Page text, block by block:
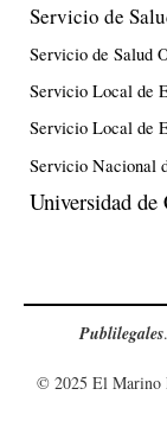
Servicio de
Servicio de Salud
Servicio Local de
Servicio Local de
Servicio Nacional
Universidad de
Publilegales
© 2025 El Marino